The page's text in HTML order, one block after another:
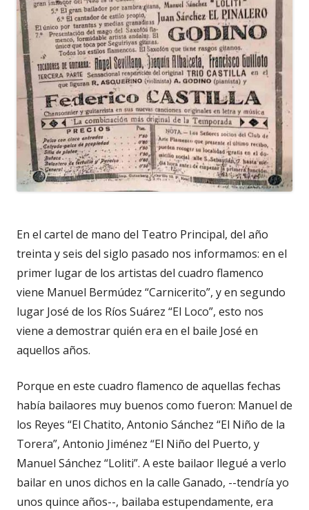
En el cartel de mano del Teatro Principal, del año
treinta y seis del siglo pasado nos informamos: en el
primer lugar de los artistas del cuadro flamenco
viene Manuel Bermúdez “Carnicerito”, y en segundo
lugar José de los Ríos Suárez “El Loco”, esto nos
viene a demostrar quién era en el baile José en
aquellos años.
Porque en este cuadro flamenco de aquellas fechas
había bailaores muy buenos como fueron: Manuel de
los Reyes “El Chatito, Antonio Sánchez “El Niño de la
Torera”, Antonio Jiménez “El Niño del Puerto, y
Manuel Sánchez “Loliti”. A este bailaor llegué a verlo
bailar en unos dichos en la calle Ganado, --tendría yo
unos quince años--, bailaba estupendamente, era